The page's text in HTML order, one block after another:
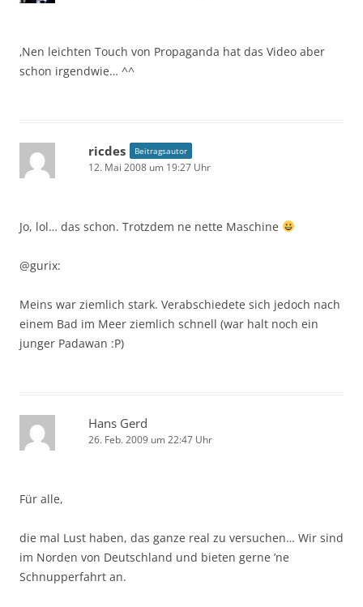
‚Nen leichten Touch von Propaganda hat das Video aber
schon irgendwie… ^^
ricdes Beitragsautor
12. Mai 2008 um 19:27 Uhr
Jo, lol… das schon. Trotzdem ne nette Maschine
@gurix:
Meins war ziemlich stark. Verabschiedete sich jedoch nach
einem Bad im Meer ziemlich schnell (war halt noch ein
junger Padawan :P)
Hans Gerd
26. Feb. 2009 um 22:47 Uhr
Für alle,
die mal Lust haben, das ganze real zu versuchen… Wir sind
im Norden von Deutschland und bieten gerne ’ne
Schnupperfahrt an.